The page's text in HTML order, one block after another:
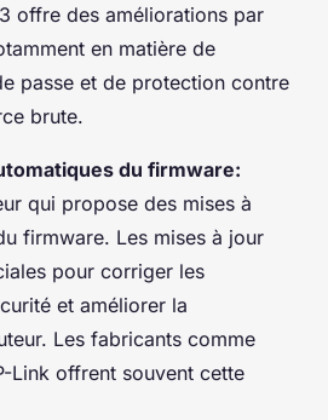
offre des améliorations par
en matière de
passe et de protection contre
brute.
du firmware:
qui propose des mises à
firmware. Les mises à jour
pour corriger les
et améliorer la
Les fabricants comme
Link offrent souvent cette